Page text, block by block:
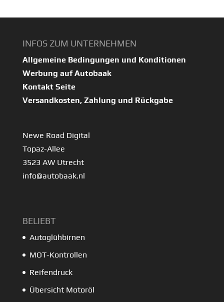
INFOS ZUM UNTERNEHMEN
Allgemeine Bedingungen und Konditionen
Werbung auf Autobaak
Kontakt Seite
Versandkosten, Zahlung und Rückgabe
Newe Road Digital
Topaz-Allee
3523 AW Utrecht
info@autobaak.nl
BELIEBT
Autoglühbirnen
MOT-Kontrollen
Reifendruck
Übersicht Motoröl